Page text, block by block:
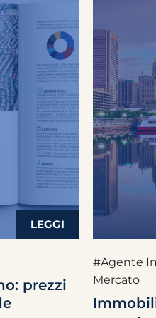
prezzi
#Agente
Mercato